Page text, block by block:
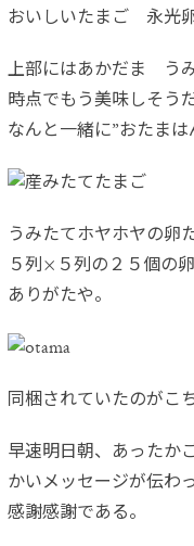
おいしいたまご 永光
上部にはあかだま う
時点でもう美味しそうだ
なんと一緒に”おたまは
うみたてホヤホヤの卵
５列×５列の２５個の
ありがたや。
同梱されていたのがこ
早速明日朝、あったか
かいメッセージが伝わ
感謝感謝である。